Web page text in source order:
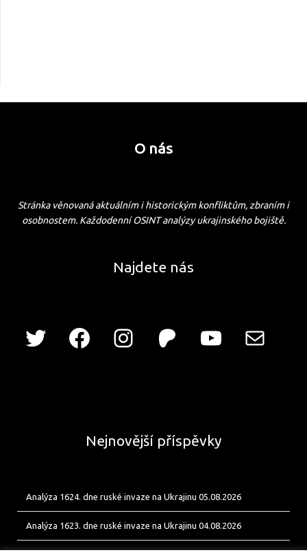
O nás
Stránka věnovaná aktuálním i historickým konfliktům, zbraním i
osobnostem. Každodenní OSINT analýzy ukrajinského bojiště.
Najdete nás
Nejnovější příspěvky
Analýza 1624. dne ruské invaze na Ukrajinu 05.08.2026
Analýza 1623. dne ruské invaze na Ukrajinu 04.08.2026